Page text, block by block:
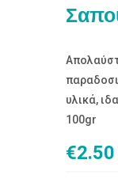
υλικά,
100gr
€2.50